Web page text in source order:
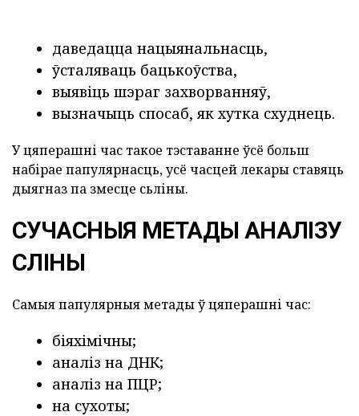
даведацца нацыянальнасць,
ўсталяваць бацькоўства,
выявіць шэраг захворванняў,
вызначыць спосаб, як хутка схуднець.
У цяперашні час такое тэставанне ўсё больш
набірае папулярнасць, усё часцей лекары ставяць
дыягназ па змесце сьліны.
СУЧАСНЫЯ МЕТАДЫ АНАЛІЗУ
СЛІНЫ
Самыя папулярныя метады ў цяперашні час:
біяхімічны;
аналіз на ДНК;
аналіз на ПЦР;
на сухоты;